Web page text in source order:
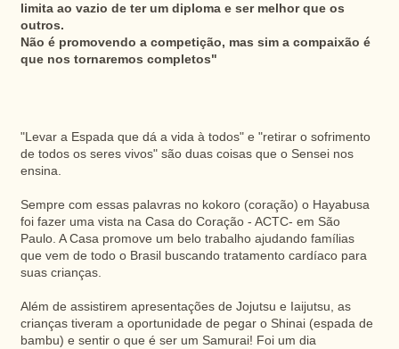
limita ao vazio de ter um diploma e ser melhor que os
outros.
Não é promovendo a competição, mas sim a compaixão é
que nos tornaremos completos"
"Levar a Espada que dá a vida à todos" e "retirar o sofrimento
de todos os seres vivos" são duas coisas que o Sensei nos
ensina.
Sempre com essas palavras no kokoro (coração) o Hayabusa
foi fazer uma vista na Casa do Coração - ACTC- em São
Paulo. A Casa promove um belo trabalho ajudando famílias
que vem de todo o Brasil buscando tratamento cardíaco para
suas crianças.
Além de assistirem apresentações de Jojutsu e Iaijutsu, as
crianças tiveram a oportunidade de pegar o Shinai (espada de
bambu) e sentir o que é ser um Samurai! Foi um dia